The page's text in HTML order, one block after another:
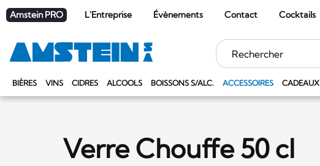
Amstein PRO L'Entreprise Évènements Contact Cocktails
BIÈRES VINS CIDRES ALCOOLS BOISSONS S/ALC. ACCESSOIRES CADEAUX
Mots
clés
Verre Chouffe 50 cl